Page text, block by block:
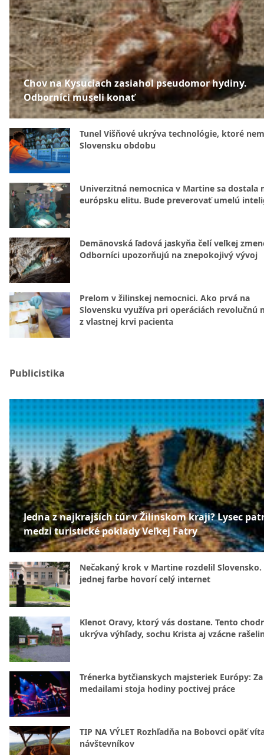
Chov na Kysuciach zasiahol pseudomor hydiny.
Odborníci museli konať
Tunel Višňové ukrýva technológie, ktoré
Slovensku obdobu
Univerzitná nemocnica v Martine sa dostala
európsku elitu. Bude preverovať umelú
Demänovská ľadová jaskyňa čelí veľkej
Odborníci upozorňujú na znepokojivý vývoj
Prelom v žilinskej nemocnici. Ako prvá na
Slovensku využíva pri operáciách revolučnú
z vlastnej krvi pacienta
Publicistika
Jedna z najkrajších túr v Žilinskom kraji? Lysec
medzi turistické poklady Veľkej Fatry
Nečakaný krok v Martine rozdelil Slovensko.
jednej farbe hovorí celý internet
Klenot Oravy, ktorý vás dostane. Tento
ukrýva výhľady, sochu Krista aj vzácne
Trénerka bytčianskych majsteriek Európy: Za
medailami stoja hodiny poctivej práce
TIP NA VÝLET Rozhľadňa na Bobovci opäť
návštevníkov